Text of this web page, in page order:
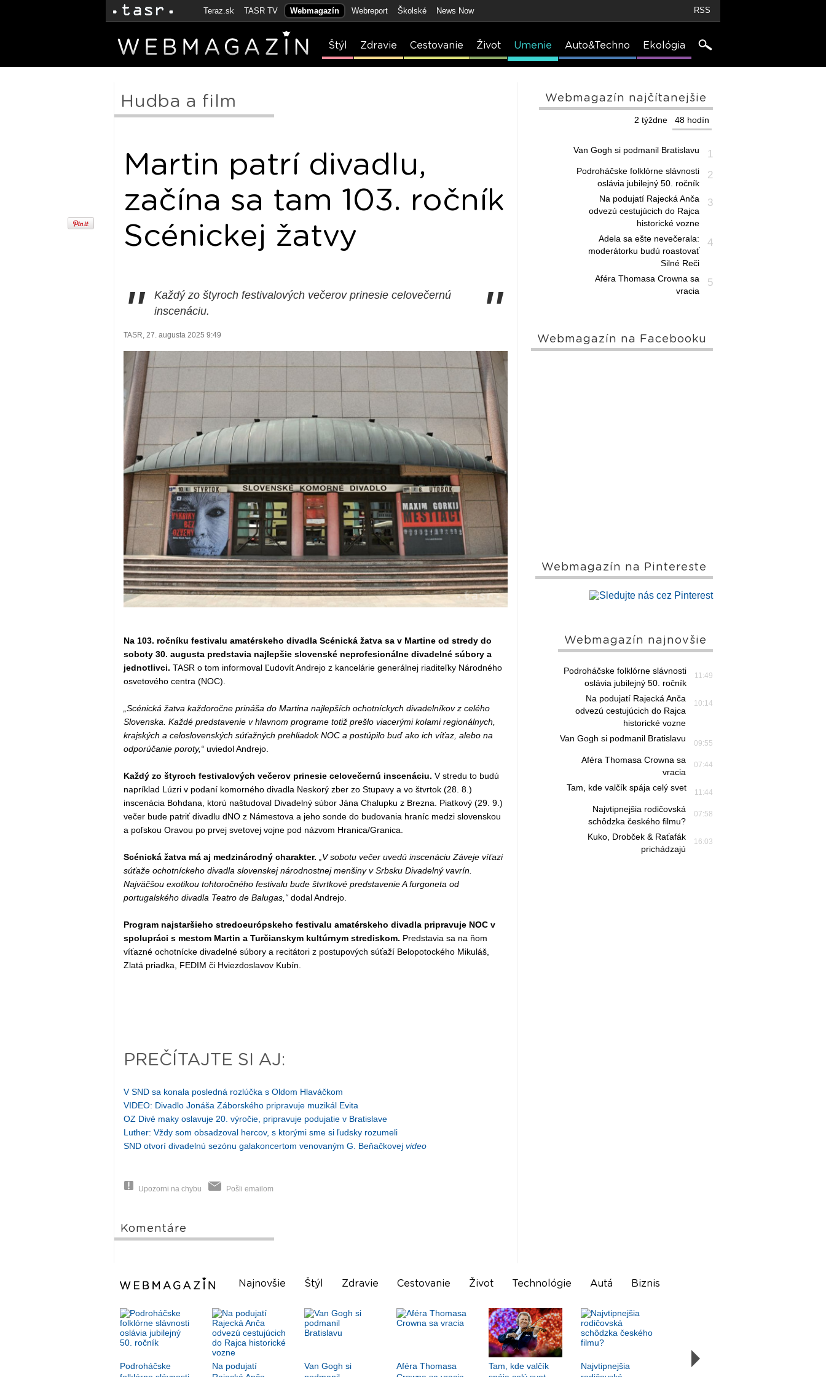
Teraz.sk TASR TV Webmagazín Webreport Školské News Now RSS
Štýl Zdravie Cestovanie Život Umenie Auto&Techno Ekológia
Hudba a film
Martin patrí divadlu,
začína sa tam 103. ročník
Scénickej žatvy
"
Každý zo štyroch festivalových večerov prinesie celovečernú
inscenáciu.
"
TASR, 27. augusta 2025 9:49
Na 103. ročníku festivalu amatérskeho divadla Scénická žatva sa v Martine od stredy do
soboty 30. augusta predstavia najlepšie slovenské neprofesionálne divadelné súbory a
jednotlivci. TASR o tom informoval Ľudovít Andrejo z kancelárie generálnej riaditeľky Národného
osvetového centra (NOC).
„Scénická žatva každoročne prináša do Martina najlepších ochotníckych divadelníkov z celého
Slovenska. Každé predstavenie v hlavnom programe totiž prešlo viacerými kolami regionálnych,
krajských a celoslovenských súťažných prehliadok NOC a postúpilo buď ako ich víťaz, alebo na
odporúčanie poroty,“uviedol Andrejo.
Každý zo štyroch festivalových večerov prinesie celovečernú inscenáciu. V stredu to budú
napríklad Lúzri v podaní komorného divadla Neskorý zber zo Stupavy a vo štvrtok (28. 8.)
inscenácia Bohdana, ktorú naštudoval Divadelný súbor Jána Chalupku z Brezna. Piatkový (29. 9.)
večer bude patriť divadlu dNO z Námestova a jeho sonde do budovania hraníc medzi slovenskou
a poľskou Oravou po prvej svetovej vojne pod názvom Hranica/Granica.
Scénická žatva má aj medzinárodný charakter. „V sobotu večer uvedú inscenáciu Záveje víťazi
súťaže ochotníckeho divadla slovenskej národnostnej menšiny v Srbsku Divadelný vavrín.
Najväčšou exotikou tohtoročného festivalu bude štvrtkové predstavenie A furgoneta od
portugalského divadla Teatro de Balugas,“dodal Andrejo.
Program najstaršieho stredoeurópskeho festivalu amatérskeho divadla pripravuje NOC v
spolupráci s mestom Martin a Turčianskym kultúrnym strediskom. Predstavia sa na ňom
víťazné ochotnícke divadelné súbory a recitátori z postupových súťaží Belopotockého Mikuláš,
Zlatá priadka, FEDIM či Hviezdoslavov Kubín.
PREČÍTAJTE SI AJ:
V SND sa konala posledná rozlúčka s Oldom Hlaváčkom
VIDEO: Divadlo Jonáša Záborského pripravuje muzikál Evita
OZ Divé maky oslavuje 20. výročie, pripravuje podujatie v Bratislave
Luther: Vždy som obsadzoval hercov, s ktorými sme si ľudsky rozumeli
SND otvorí divadelnú sezónu galakoncertom venovaným G. Beňačkovej video
Upozorni na chybu Pošli emailom
Komentáre
Webmagazín najčítanejšie
48 hodín
2 týždne
1
Van Gogh si podmanil Bratislavu
2
Podroháčske folklórne slávnosti
oslávia jubilejný 50. ročník
3
Na podujatí Rajecká Anča
odvezú cestujúcich do Rajca
historické vozne
4
Adela sa ešte nevečerala:
moderátorku budú roastovať
Silné Reči
5
Aféra Thomasa Crowna sa
vracia
Webmagazín na Facebooku
Webmagazín na Pintereste
Webmagazín najnovšie
11:49
Podroháčske folklórne slávnosti
oslávia jubilejný 50. ročník
10:14
Na podujatí Rajecká Anča
odvezú cestujúcich do Rajca
historické vozne
09:55
Van Gogh si podmanil Bratislavu
07:44
Aféra Thomasa Crowna sa
vracia
11:44
Tam, kde valčík spája celý svet
07:58
Najvtipnejšia rodičovská
schôdzka českého filmu?
16:03
Kuko, Drobček & Raťafák
prichádzajú
Najnovšie Štýl Zdravie Cestovanie Život Technológie Autá Biznis
Podroháčske
Na podujatí
Van Gogh si
Aféra Thomasa
Tam, kde valčík
Najvtipnejšia